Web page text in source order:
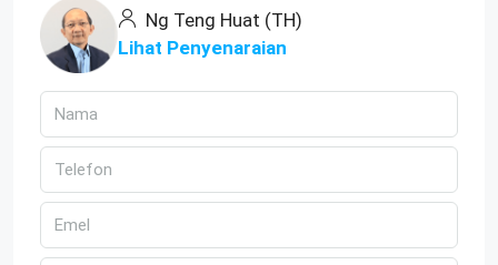
Ng Teng Huat (TH)
Lihat Penyenaraian